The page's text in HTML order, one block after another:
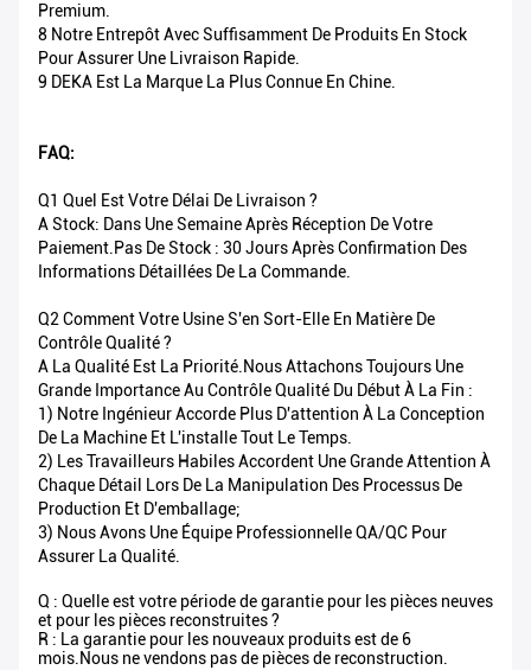
Premium.
8 Notre Entrepôt Avec Suffisamment De Produits En Stock
Pour Assurer Une Livraison Rapide.
9 DEKA Est La Marque La Plus Connue En Chine.
FAQ:
Q1 Quel Est Votre Délai De Livraison ?
A Stock: Dans Une Semaine Après Réception De Votre
Paiement.Pas De Stock : 30 Jours Après Confirmation Des
Informations Détaillées De La Commande.
Q2 Comment Votre Usine S'en Sort-Elle En Matière De
Contrôle Qualité ?
A La Qualité Est La Priorité.Nous Attachons Toujours Une
Grande Importance Au Contrôle Qualité Du Début À La Fin :
1) Notre Ingénieur Accorde Plus D'attention À La Conception
De La Machine Et L'installe Tout Le Temps.
2) Les Travailleurs Habiles Accordent Une Grande Attention À
Chaque Détail Lors De La Manipulation Des Processus De
Production Et D'emballage;
3) Nous Avons Une Équipe Professionnelle QA/QC Pour
Assurer La Qualité.
Q : Quelle est votre période de garantie pour les pièces neuves
et pour les pièces reconstruites ?
R : La garantie pour les nouveaux produits est de 6
mois.Nous ne vendons pas de pièces de reconstruction.